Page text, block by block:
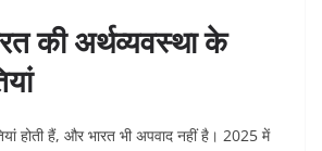
की अर्थव्यवस्था के
होती हैं, और भारत भी अपवाद नहीं है। 2025 में